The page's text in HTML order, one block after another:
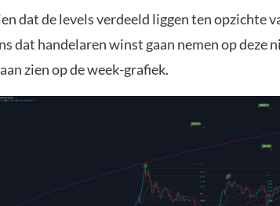
dat de levels verdeeld liggen ten opzichte
dat handelaren winst gaan nemen op deze
zien op de week-grafiek.